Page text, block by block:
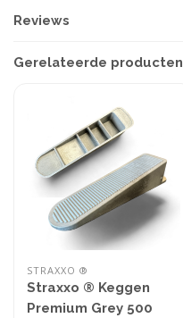
Reviews
Gerelateerde producten
STRAXXO ®
Straxxo ® Keggen
Premium Grey 500